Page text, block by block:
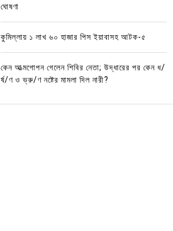
ঘোষণা
কুমিল্লায় ১ লাখ ৬০ হাজার পিস ইয়াবাসহ আটক-৫
কেন আত্মগোপন গেলেন শিবির নেতা; উদ্ধারের পর কেন ধ/
র্ষ/ণ ও ভ্রু/ণ নষ্টের মামলা দিল নারী?